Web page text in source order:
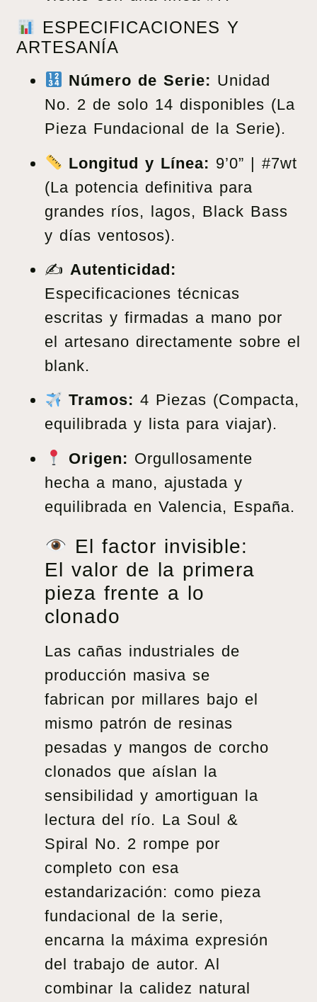
ESPECIFICACIONES Y
ARTESANÍA
Número de Serie: Unidad
No. 2 de solo 14 disponibles (La
Pieza Fundacional de la Serie).
Longitud y Línea: 9’0” | #7wt
(La potencia definitiva para
grandes ríos, lagos, Black Bass
y días ventosos).
✍️ Autenticidad:
Especificaciones técnicas
escritas y firmadas a mano por
el artesano directamente sobre el
blank.
Tramos: 4 Piezas (Compacta,
equilibrada y lista para viajar).
Origen: Orgullosamente
hecha a mano, ajustada y
equilibrada en Valencia, España.
El factor invisible:
El valor de la primera
pieza frente a lo
clonado
Las cañas industriales de
producción masiva se
fabrican por millares bajo el
mismo patrón de resinas
pesadas y mangos de corcho
clonados que aíslan la
sensibilidad y amortiguan la
lectura del río. La Soul &
Spiral No. 2 rompe por
completo con esa
estandarización: como pieza
fundacional de la serie,
encarna la máxima expresión
del trabajo de autor. Al
combinar la calidez natural